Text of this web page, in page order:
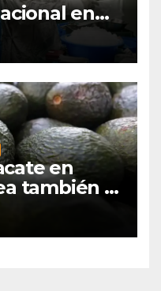
en
en
también a